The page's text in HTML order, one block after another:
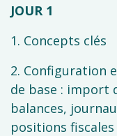
JOUR 1
1. Concepts clés
2. Configuration
de base : import
balances,
positions fiscales